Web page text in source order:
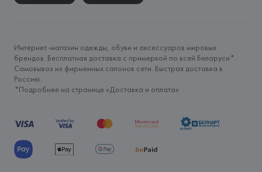
Интернет-магазин одежды, обуви и аксессуаров мировых
брендов. Бесплатная доставка с примеркой по всей Беларуси*.
Самовывоз из фирменных салонов сети. Быстрая доставка в
Россию.
*Подробнее на странице «Доставка и оплата»